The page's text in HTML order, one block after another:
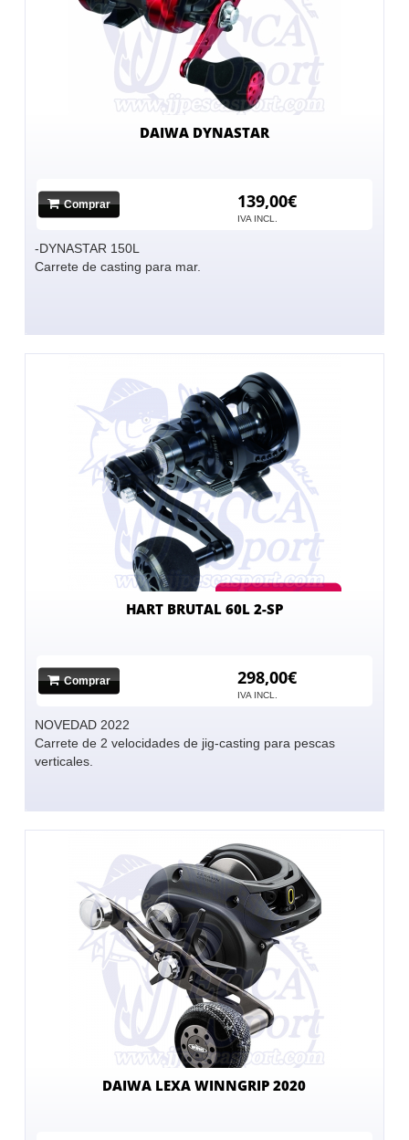
DAIWA DYNASTAR
Comprar 139,00€
IVA INCL.
-DYNASTAR 150L
Carrete de casting para mar.
HART BRUTAL 60L 2-SP
Comprar 298,00€
IVA INCL.
NOVEDAD 2022
Carrete de 2 velocidades de jig-casting para pescas
verticales.
DAIWA LEXA WINNGRIP 2020